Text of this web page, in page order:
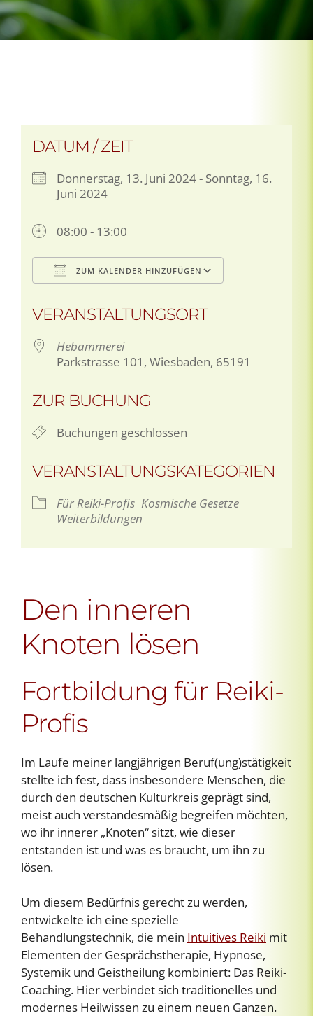
DATUM / ZEIT
Donnerstag, 13. Juni 2024 - Sonntag, 16.
Juni 2024
08:00 - 13:00
ZUM KALENDER HINZUFÜGEN
VERANSTALTUNGSORT
Hebammerei
Parkstrasse 101, Wiesbaden, 65191
ZUR BUCHUNG
Buchungen geschlossen
VERANSTALTUNGSKATEGORIEN
Für Reiki-Profis Kosmische Gesetze
Weiterbildungen
Den inneren
Knoten lösen
Fortbildung für Reiki-
Profis
Im Laufe meiner langjährigen Beruf(ung)stätigkeit
stellte ich fest, dass insbesondere Menschen, die
durch den deutschen Kulturkreis geprägt sind,
meist auch verstandesmäßig begreifen möchten,
wo ihr innerer „Knoten“ sitzt, wie dieser
entstanden ist und was es braucht, um ihn zu
lösen.
Um diesem Bedürfnis gerecht zu werden,
entwickelte ich eine spezielle
Behandlungstechnik, die mein Intuitives Reiki mit
Elementen der Gesprächstherapie, Hypnose,
Systemik und Geistheilung kombiniert: Das Reiki-
Coaching. Hier verbindet sich traditionelles und
modernes Heilwissen zu einem neuen Ganzen.